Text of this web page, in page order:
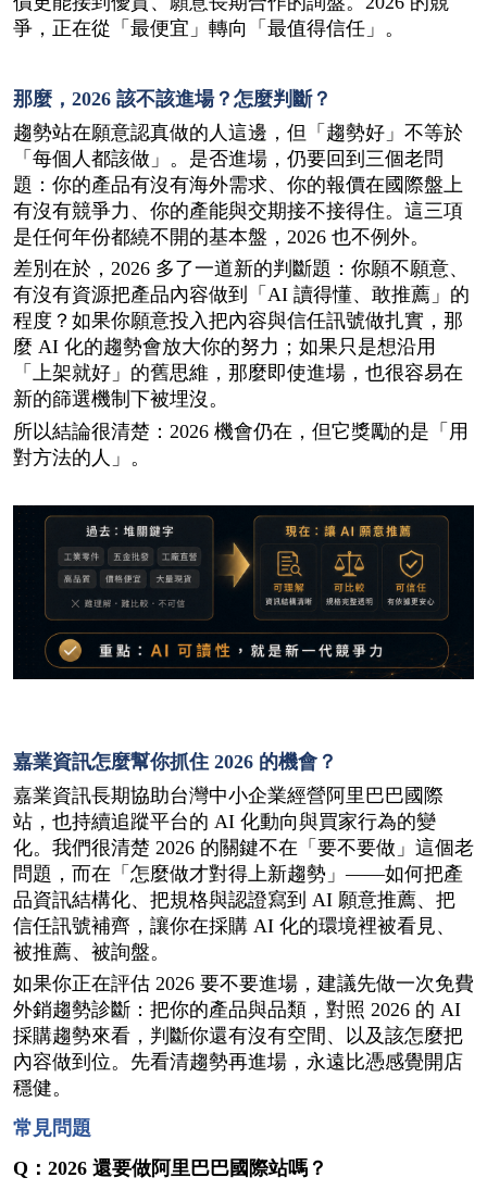
爭，正在從「最便宜」轉向「最值得信任」。
那麼，2026 該不該進場？怎麼判斷？
趨勢站在願意認真做的人這邊，但「趨勢好」不等於
「每個人都該做」。是否進場，仍要回到三個老問
題：你的產品有沒有海外需求、你的報價在國際盤上
有沒有競爭力、你的產能與交期接不接得住。這三項
是任何年份都繞不開的基本盤，2026 也不例外。
差別在於，2026 多了一道新的判斷題：你願不願意、
有沒有資源把產品內容做到「AI 讀得懂、敢推薦」的
程度？如果你願意投入把內容與信任訊號做扎實，那
麼 AI 化的趨勢會放大你的努力；如果只是想沿用
「上架就好」的舊思維，那麼即使進場，也很容易在
新的篩選機制下被埋沒。
所以結論很清楚：2026 機會仍在，但它獎勵的是「用
對方法的人」。
嘉業資訊怎麼幫你抓住 2026 的機會？
嘉業資訊長期協助台灣中小企業經營阿里巴巴國際
站，也持續追蹤平台的 AI 化動向與買家行為的變
化。我們很清楚 2026 的關鍵不在「要不要做」這個老
問題，而在「怎麼做才對得上新趨勢」——如何把產
品資訊結構化、把規格與認證寫到 AI 願意推薦、把
信任訊號補齊，讓你在採購 AI 化的環境裡被看見、
被推薦、被詢盤。
如果你正在評估 2026 要不要進場，建議先做一次免費
外銷趨勢診斷：把你的產品與品類，對照 2026 的 AI
採購趨勢來看，判斷你還有沒有空間、以及該怎麼把
內容做到位。先看清趨勢再進場，永遠比憑感覺開店
穩健。
常見問題
Q：2026 還要做阿里巴巴國際站嗎？